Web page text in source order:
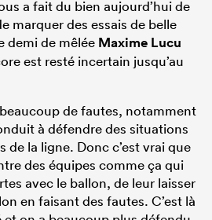
a fait du bien aujourd’hui de
marquer des essais de belle
demi de mêlée Maxime Lucu
est resté incertain jusqu’au
de fautes, notamment
à défendre des situations
de la ligne. Donc c’est vrai que
des équipes comme ça qui
avec le ballon, de leur laisser
en faisant des fautes. C’est là